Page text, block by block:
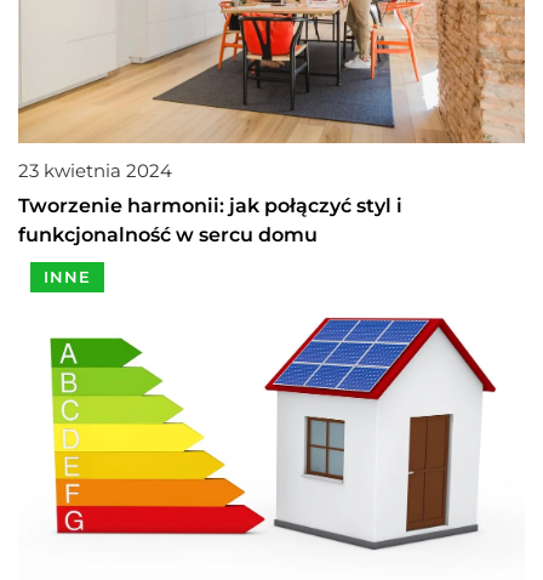
23 kwietnia 2024
Tworzenie harmonii: jak połączyć styl i
funkcjonalność w sercu domu
INNE